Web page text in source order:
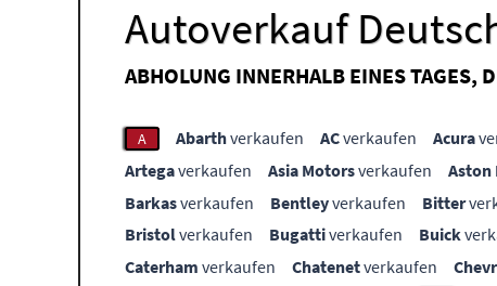
Autoverkauf
ABHOLUNG INNERHALB EINES TAGES,
A Abarthverkaufen ACverkaufen Acura
Artegaverkaufen Asia Motorsverkaufen Aston
Barkasverkaufen Bentleyverkaufen Bitter
Bristolverkaufen Bugattiverkaufen Buick
Caterham verkaufen Chatenetverkaufen